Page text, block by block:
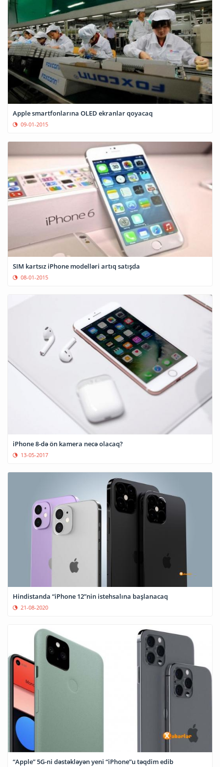
Apple smartfonlarına OLED ekranlar qoyacaq
09-01-2015
SIM kartsız iPhone modelləri artıq satışda
08-01-2015
iPhone 8-də ön kamera necə olacaq?
13-05-2017
Hindistanda “iPhone 12”nin istehsalına başlanacaq
21-08-2020
“Apple” 5G-ni dəstəkləyən yeni “iPhone”u təqdim edib